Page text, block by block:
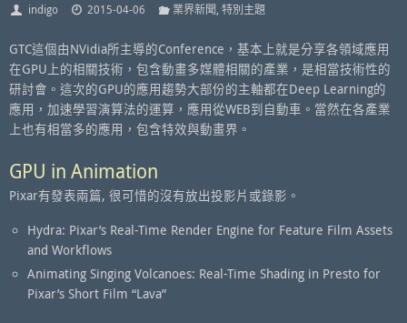
indigo 2015-04-06 業界新聞, 特別主題
GTC這個由NVidia所主導的Conference，基本上就是分享各領域應用
在GPU上的相關技術，包含動畫多媒體相關的產業，是相當技術性的
研討會。這次的GPU的應用趨勢大部份的主軸都在Deep Learning的
應用，加速學習演算法的運算，應用從WEB到自動車。當然在各產業
上也有相當多的應用，包含特效與動畫界。
GPU in Animation
Pixar有發表兩篇, 很可惜的沒有放出投影片或錄影。
Hydra: Pixar’s Real-Time Render Engine for Feature Film Assets
and Workflows
Animating Singing Volcanoes: Real-Time Shading in Presto for
Pixar’s Short Film “Lava”